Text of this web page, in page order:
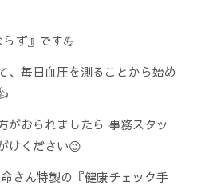
らず』です💪
、毎日血圧を測ることから始め
がおられましたら 事務スタッ
けください😉
さん特製の『健康チェック手